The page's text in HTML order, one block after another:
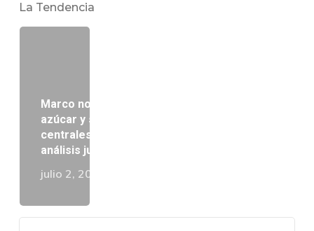
La Tendencia
Marco normativo del cultivo de caña de
azúcar y su procesamiento por los
centrales azucareros en Venezuela: Un
análisis jurídico comparado
julio 2, 2025